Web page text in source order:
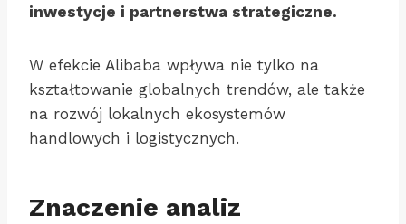
inwestycje i partnerstwa strategiczne.
W efekcie Alibaba wpływa nie tylko na
kształtowanie globalnych trendów, ale także
na rozwój lokalnych ekosystemów
handlowych i logistycznych.
Znaczenie analiz